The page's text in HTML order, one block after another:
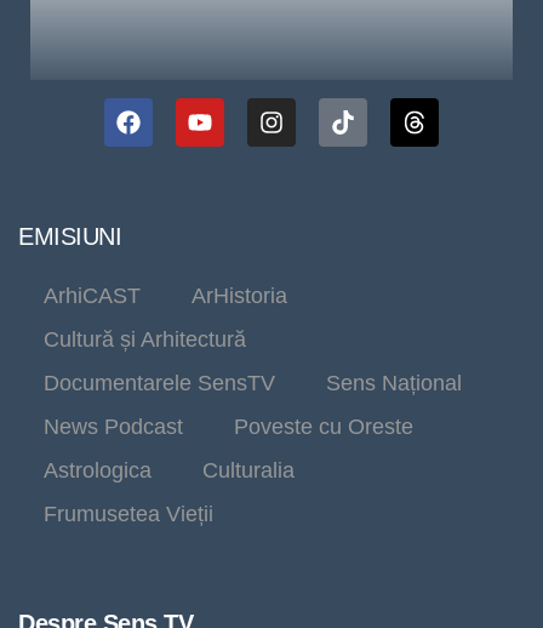
EMISIUNI
ArhiCAST
ArHistoria
Cultură și Arhitectură
Documentarele SensTV
Sens Național
News Podcast
Poveste cu Oreste
Astrologica
Culturalia
Frumusetea Vieții
Despre Sens TV